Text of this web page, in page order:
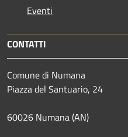
Eventi
CONTATTI
Comune di Numana
Piazza del Santuario, 24
60026 Numana (AN)